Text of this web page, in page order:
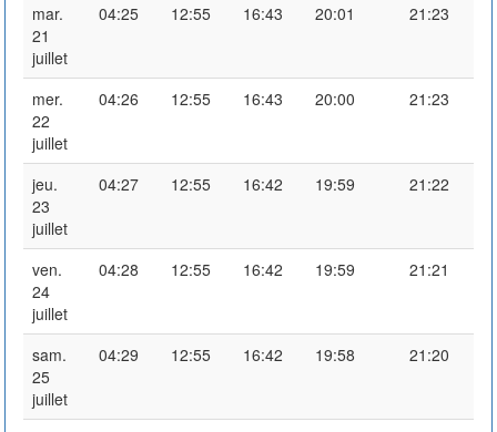
mar.
21
juillet
04:25 12:55 16:43 20:01 21:23
mer.
22
juillet
04:26 12:55 16:43 20:00 21:23
jeu.
23
juillet
04:27 12:55 16:42 19:59 21:22
ven.
24
juillet
04:28 12:55 16:42 19:59 21:21
sam.
25
juillet
04:29 12:55 16:42 19:58 21:20